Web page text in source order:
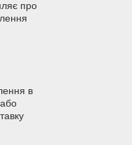
про
в